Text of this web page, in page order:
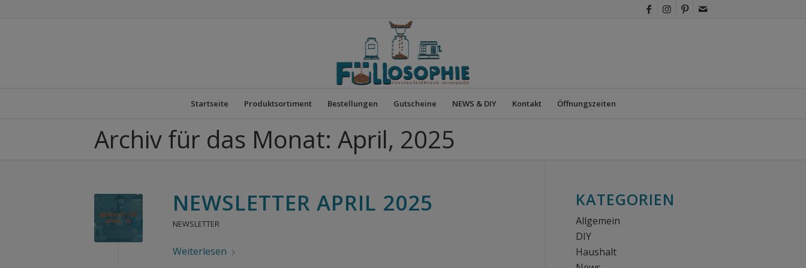
Startseite Produktsortiment Bestellungen Gutscheine NEWS & DIY Kontakt Öffnungszeiten
Archiv für das Monat: April, 2025
NEWSLETTER APRIL 2025
NEWSLETTER
Weiterlesen
KATEGORIEN
Allgemein
DIY
Haushalt